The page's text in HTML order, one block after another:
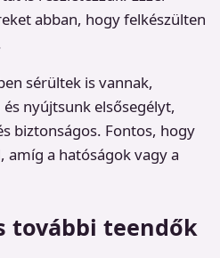
abban, hogy felkészülten
sérültek is vannak,
nyújtsunk elsősegélyt,
biztonságos. Fontos, hogy
amíg a hatóságok vagy a
további teendők